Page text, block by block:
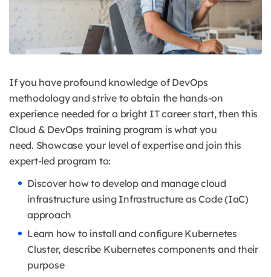
If you have profound knowledge of DevOps
methodology and strive to obtain the hands-on
experience needed for a bright IT career start, then this
Cloud & DevOps training program is what you
need. Showcase your level of expertise and join this
expert-led program to:
Discover how to develop and manage cloud
infrastructure using Infrastructure as Code (IaC)
approach
Learn how to install and configure Kubernetes
Cluster, describe Kubernetes components and their
purpose